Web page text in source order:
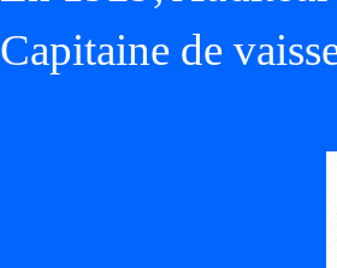
Capitaine de